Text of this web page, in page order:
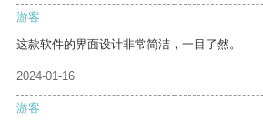
游客
这款软件的界面设计非常简洁，一目了然。
2024-01-16
游客